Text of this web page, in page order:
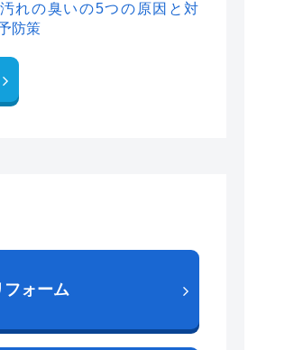
れの臭いの5つの原因と対
防策
フォーム